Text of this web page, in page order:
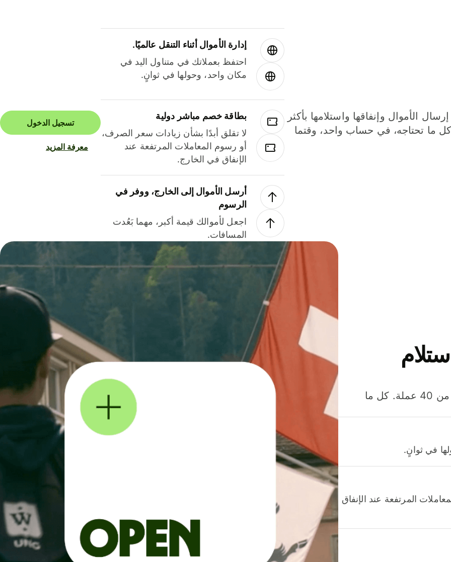
الأموال وإنفاقها واستلامها بأكثر
كل ما تحتاجه، في حساب واحد، وقتما
إدارة الأموال أثناء التنقل عالميًا.
احتفظ بعملاتك في متناول اليد في
مكان واحد، وحولها في ثوانٍ.
بطاقة خصم مباشر دولية
لا تقلق أبدًا بشأن زيادات سعر الصرف،
أو رسوم المعاملات المرتفعة عند
الإنفاق في الخارج.
أرسل الأموال إلى الخارج، ووفر في
الرسوم
اجعل لأموالك قيمة أكبر، مهما بَعُدت
المسافات.
تسجيل الدخول
معرفة المزيد
وفّر المال عند إرسال الأموال وإنفاقها واستلامها بأكثر من 40 عملة. كل ما
في ثوانٍ.
المرتفعة عند الإنفاق